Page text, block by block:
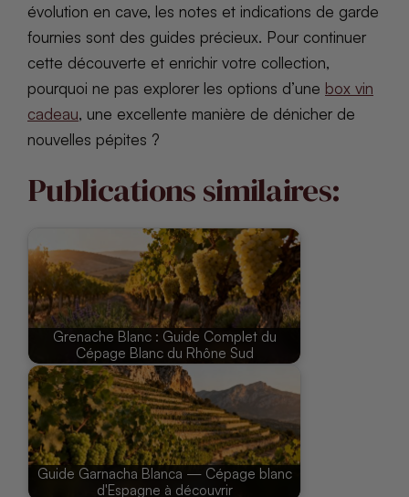
évolution en cave, les notes et indications de garde
fournies sont des guides précieux. Pour continuer
cette découverte et enrichir votre collection,
pourquoi ne pas explorer les options d’une box vin
cadeau, une excellente manière de dénicher de
nouvelles pépites ?
Publications similaires:
Grenache Blanc : Guide Complet du
Cépage Blanc du Rhône Sud
Guide Garnacha Blanca — Cépage blanc
d'Espagne à découvrir